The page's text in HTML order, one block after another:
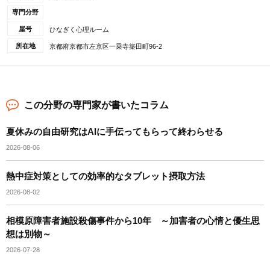
専門分野
屋号 ひなぎく心理ルーム
所在地 京都府京都市左京区一乗寺築田町96-2
この分野の専門家が書いたコラム
夏休みの自由研究はAIに手伝ってもらって終わらせる
2026-08-06
熱中症対策としての効率的なタブレット摂取方法
2026-08-02
相模原障害者施設殺傷事件から10年 ～加害者の心情と優生思
想は別物～
2026-07-28